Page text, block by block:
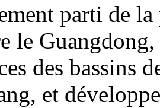
parti de
le
des bassins
et